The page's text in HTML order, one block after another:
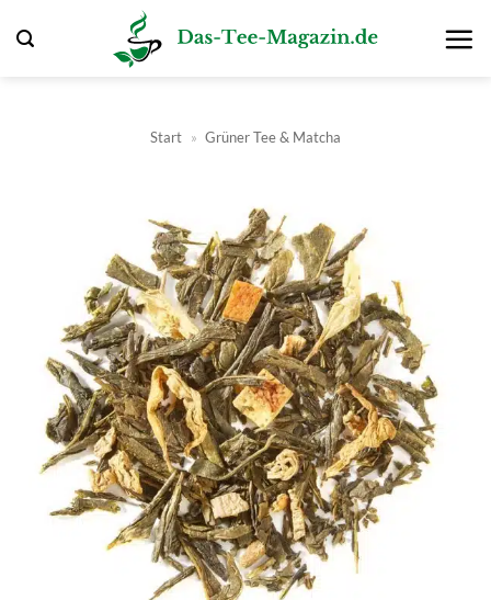
Inhalt
Start » Grüner Tee & Matcha